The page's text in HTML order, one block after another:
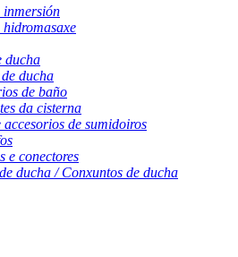
inmersión
ducha
ducha
de baño
da cisterna
accesorios de sumidoiros
e conectores
ducha / Conxuntos de ducha